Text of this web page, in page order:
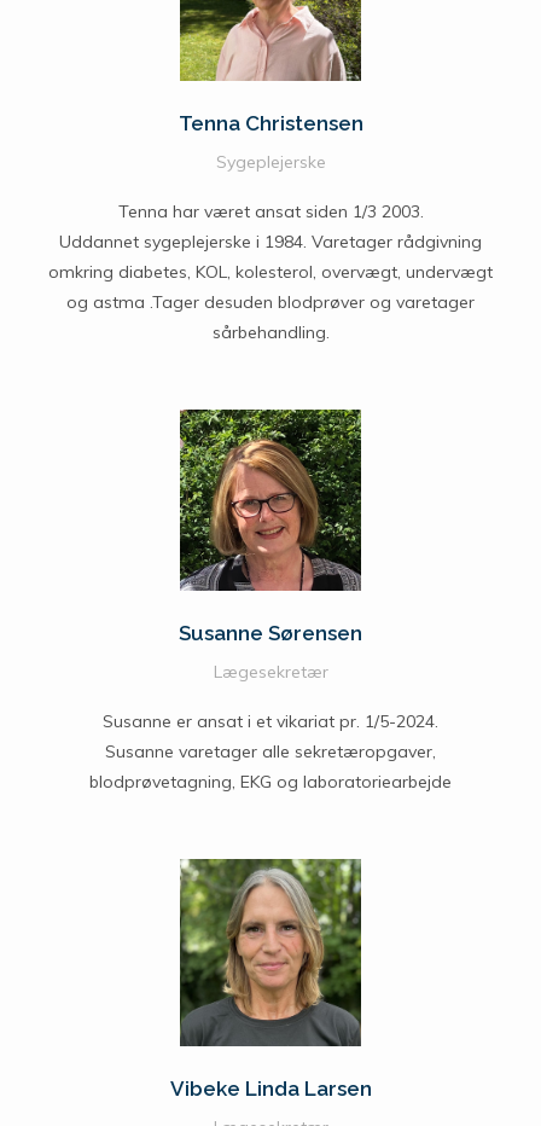
Tenna Christensen
Sygeplejerske
Tenna har været ansat siden 1/3 2003.
Uddannet sygeplejerske i 1984. Varetager rådgivning
omkring diabetes, KOL, kolesterol, overvægt, undervægt
og astma .Tager desuden blodprøver og varetager
sårbehandling.
Susanne Sørensen
Lægesekretær
Susanne er ansat i et vikariat pr. 1/5-2024.
Susanne varetager alle sekretæropgaver,
blodprøvetagning, EKG og laboratoriearbejde
Vibeke Linda Larsen